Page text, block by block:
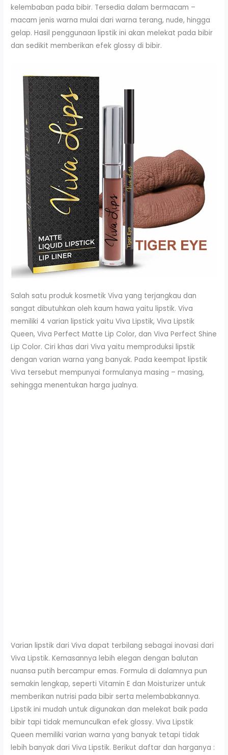
kelembaban pada bibir. Tersedia dalam bermacam –
macam jenis warna mulai dari warna terang, nude, hingga
gelap. Hasil penggunaan lipstik ini akan melekat pada bibir
dan sedikit memberikan efek glossy di bibir.
Salah satu produk kosmetik Viva yang terjangkau dan
sangat dibutuhkan oleh kaum hawa yaitu lipstik. Viva
memiliki 4 varian lipstick yaitu Viva Lipstik, Viva Lipstik
Queen, Viva Perfect Matte Lip Color, dan Viva Perfect Shine
Lip Color. Ciri khas dari Viva yaitu memproduksi lipstik
dengan varian warna yang banyak. Pada keempat lipstik
Viva tersebut mempunyai formulanya masing – masing,
sehingga menentukan harga jualnya.
Varian lipstik dari Viva dapat terbilang sebagai inovasi dari
Viva Lipstik. Kemasannya lebih elegan dengan balutan
nuansa putih bercampur emas. Formula di dalamnya pun
semakin lengkap, seperti Vitamin E dan Moisturizer untuk
memberikan nutrisi pada bibir serta melembabkannya.
Lipstik ini mudah untuk digunakan dan melekat baik pada
bibir tapi tidak memunculkan efek glossy. Viva Lipstik
Queen memiliki varian warna yang banyak tetapi tidak
lebih banyak dari Viva Lipstik. Berikut daftar dan harganya :